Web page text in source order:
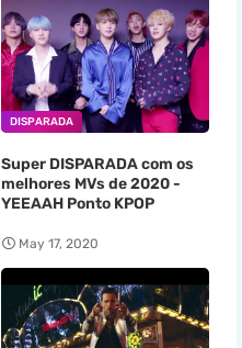
DISPARADA
Super DISPARADA com os
melhores MVs de 2020 -
YEEAAH Ponto KPOP
May 17, 2020